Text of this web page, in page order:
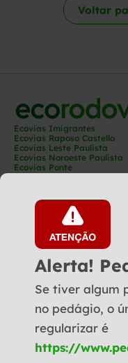
Voltar
Ecovias Imigrantes
Ecovias Raposo Castello
Ecovias Leste Paulista
Ecovias Noroeste Paulista
Ecovias Ponte
Ecovias Norte Minas
Ecovias Cerrado
Ecovias Araguaia
Ecoporto
Ecopátio
Siga-
© Copyright 2025 -
Alerta!
Se tiver algum
no pedágio, o
regularizar é
https://